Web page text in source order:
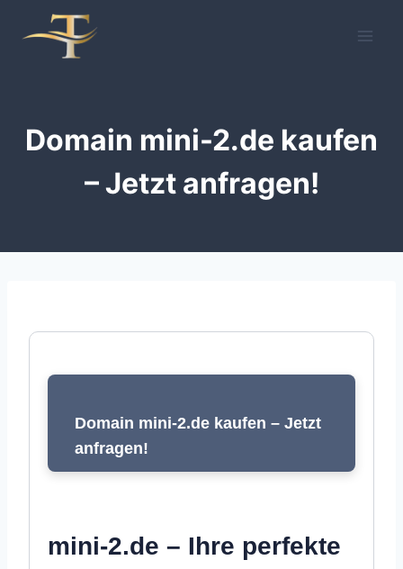
Inhalt
Domain mini-2.de kaufen
– Jetzt anfragen!
Domain mini-2.de kaufen – Jetzt
anfragen!
mini-2.de – Ihre perfekte